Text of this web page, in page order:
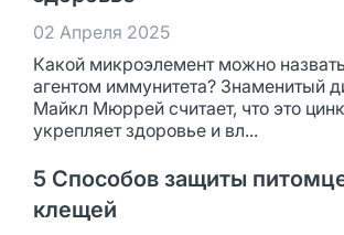
02 Апреля 2025
Какой микроэлемент можно
агентом иммунитета? Знаменитый
Майкл Мюррей считает, что это
укрепляет здоровье и вл...
5 Способов защиты
клещей